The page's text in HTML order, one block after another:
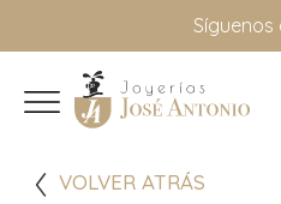
Síguenos
VOLVER ATRÁS